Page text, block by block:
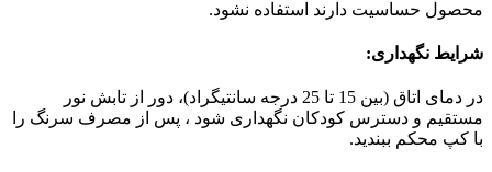
محصول حساسیت دارند استفاده نشود.
شرایط نگهداری:
در دمای اتاق (بین 15 تا 25 درجه سانتیگراد)، دور از تابش نور
مستقیم و دسترس کودکان نگهداری شود ، پس از مصرف سرنگ را
با کپ محکم ببندید.